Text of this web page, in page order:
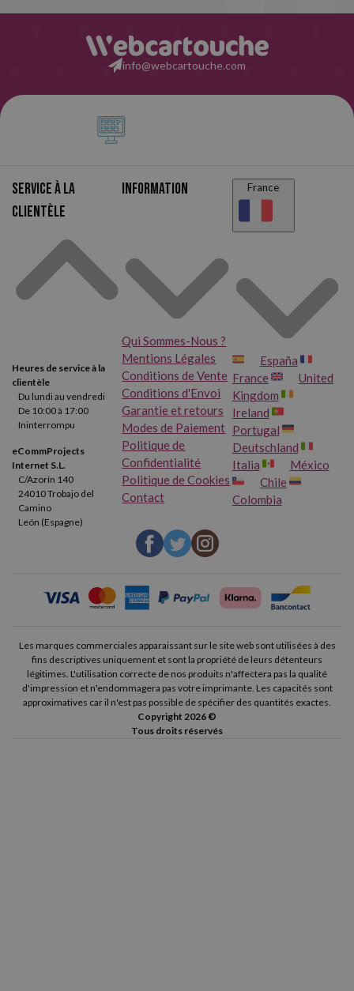
info@webcartouche.com
Service à la
clientèle
Heures de service à la
clientèle
Du lundi au vendredi
De 10:00 à 17:00
Ininterrompu
eCommProjects
Internet S.L.
C/Azorín 140
24010 Trobajo del
Camino
León (Espagne)
Information
Qui Sommes-Nous ?
Mentions Légales
Conditions de Vente
Conditions d'Envoi
Garantie et retours
Modes de Paiement
Politique de
Confidentialité
Politique de Cookies
Contact
France
España
France
United
Kingdom
Ireland
Portugal
Deutschland
Italia
México
Chile
Colombia
Les marques commerciales apparaissant sur le site web sont utilisées à des
fins descriptives uniquement et sont la propriété de leurs détenteurs
légitimes. L'utilisation correcte de nos produits n'affectera pas la qualité
d'impression et n'endommagera pas votre imprimante. Les capacités sont
approximatives car il n'est pas possible de spécifier des quantités exactes.
Copyright 2026 ©
Tous droits réservés